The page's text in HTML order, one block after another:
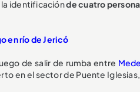
la identificaciónde cuatro
en río de Jericó
de salir de rumba entre
en el sector de Puente Iglesias,